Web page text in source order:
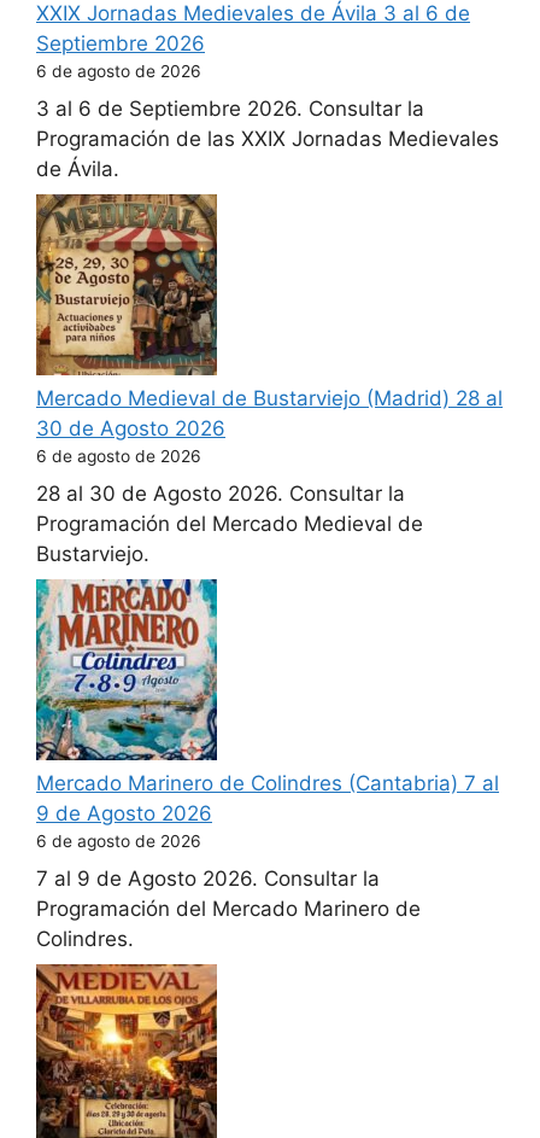
XXIX Jornadas Medievales de Ávila 3 al 6 de
Septiembre 2026
6 de agosto de 2026
3 al 6 de Septiembre 2026. Consultar la
Programación de las XXIX Jornadas Medievales
de Ávila.
Mercado Medieval de Bustarviejo (Madrid) 28 al
30 de Agosto 2026
6 de agosto de 2026
28 al 30 de Agosto 2026. Consultar la
Programación del Mercado Medieval de
Bustarviejo.
Mercado Marinero de Colindres (Cantabria) 7 al
9 de Agosto 2026
6 de agosto de 2026
7 al 9 de Agosto 2026. Consultar la
Programación del Mercado Marinero de
Colindres.